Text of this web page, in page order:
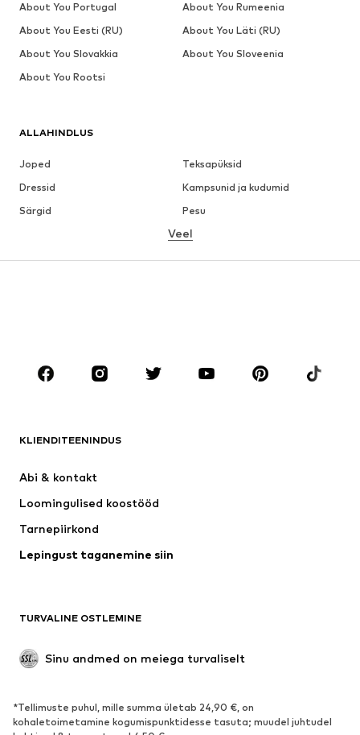
ALLAHINDLUS
Joped
Teksapüksid
Dressid
Kampsunid ja kudumid
Särgid
Pesu
Pluusid
Mantlid
Ülikonnad ja pintsakud
RIIDED
Joped
Ülikonnad ja pintsakud
Ujumisriided
Sündmused
JALANÕUD
Uus
Lahtised jalatsid
Eksklusiivne
Veel
KLIENDITEENINDUS
Abi & kontakt
Loomingulised koostööd
Tarnepiirkond
Lepingust taganemine siin
TURVALINE OSTLEMINE
Sinu andmed on meiega turvaliselt
*Tellimuste puhul, mille summa ületab 24,90 €, on
kohaletoimetamine kogumispunktidesse tasuta; muudel juhtudel
About You Portugal
About You Rumeenia
About You Eesti (RU)
About You Läti (RU)
About You Slovakkia
About You Sloveenia
About You Rootsi